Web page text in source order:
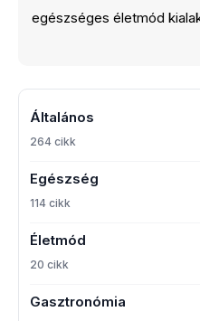
egészséges életmód
Általános
264 cikk
Egészség
114 cikk
Életmód
20 cikk
Gasztronómia